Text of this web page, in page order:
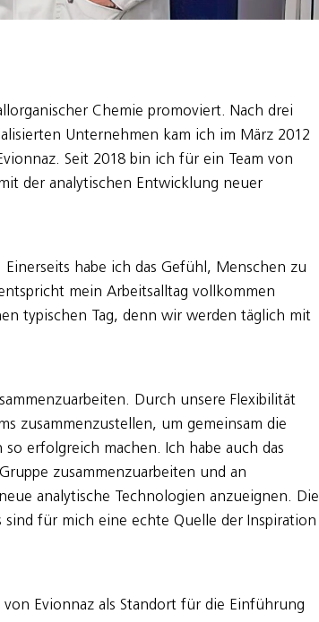
Chemie promoviert. Nach drei
Unternehmen kam ich im März 2012
Seit 2018 bin ich für ein Team von
der analytischen Entwicklung neuer
habe ich das Gefühl, Menschen zu
mein Arbeitsalltag vollkommen
typischen Tag, denn wir werden täglich mit
Durch unsere Flexibilität
zusammenzustellen, um gemeinsam die
erfolgreich machen. Ich habe auch das
zusammenzuarbeiten und an
analytische Technologien anzueignen. Die
sind für mich eine echte Quelle der Inspiration
Evionnaz als Standort für die Einführung